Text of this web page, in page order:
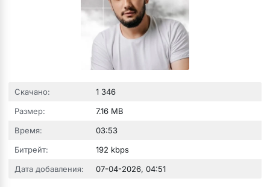
Скачано:
1 346
Размер:
7.16 MB
Время:
03:53
Битрейт:
192 kbps
Дата добавления:
07-04-2026, 04:51